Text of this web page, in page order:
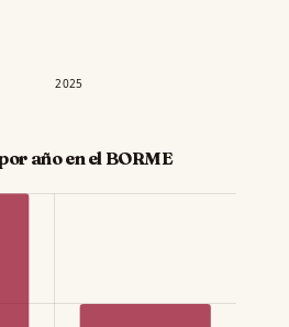
2025
año en el BORME